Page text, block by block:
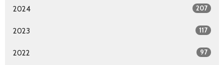
2024 207
2023 117
2022 97